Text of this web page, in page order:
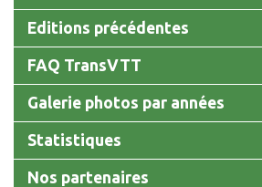
Editions précédentes
FAQ TransVTT
Galerie photos par années
Statistiques
Nos partenaires